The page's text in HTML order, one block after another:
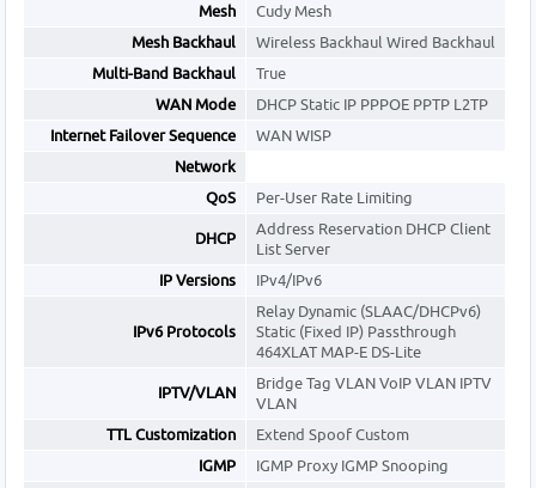
Mesh
Cudy Mesh
Mesh Backhaul
Wireless Backhaul Wired Backhaul
Multi-Band Backhaul
True
WAN Mode
DHCP Static IP PPPOE PPTP L2TP
Internet Failover Sequence
WAN WISP
Network
QoS
Per-User Rate Limiting
DHCP
Address Reservation DHCP Client
List Server
IP Versions
IPv4/IPv6
IPv6 Protocols
Relay Dynamic (SLAAC/DHCPv6)
Static (Fixed IP) Passthrough
464XLAT MAP-E DS-Lite
IPTV/VLAN
Bridge Tag VLAN VoIP VLAN IPTV
VLAN
TTL Customization
Extend Spoof Custom
IGMP
IGMP Proxy IGMP Snooping